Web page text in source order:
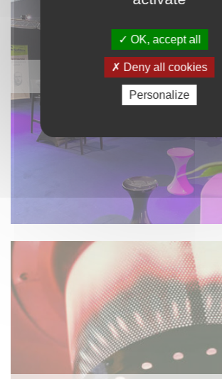
STAND ET
OK, accept all
Deny all cookies
Personalize